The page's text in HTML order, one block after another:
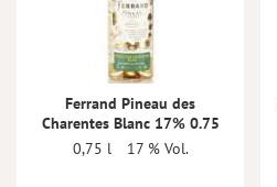
Ferrand Pineau des
Charentes Blanc 17% 0.75
0,75 l
17 % Vol.